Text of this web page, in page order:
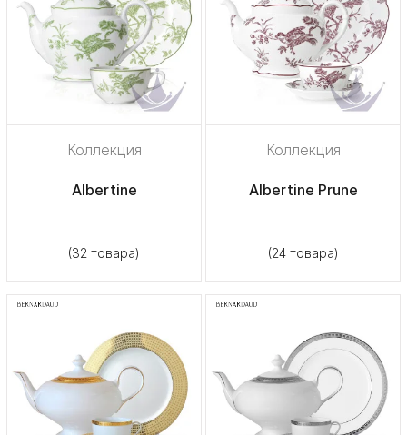
Коллекция
Albertine
(32 товара)
Коллекция
Albertine Prune
(24 товара)